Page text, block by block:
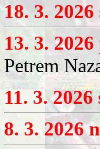
18. 3.
13. 3.
Petrem
11. 3.
8. 3. 2026